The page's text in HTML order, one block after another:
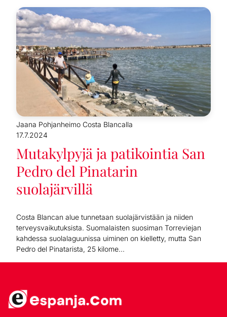
Jaana Pohjanheimo Costa Blancalla
17.7.2024
Mutakylpyjä ja patikointia San
Pedro del Pinatarin
suolajärvillä
Costa Blancan alue tunnetaan suolajärvistään ja niiden
terveysvaikutuksista. Suomalaisten suosiman Torreviejan
kahdessa suolalaguunissa uiminen on kielletty, mutta San
Pedro del Pinatarista, 25 kilome...